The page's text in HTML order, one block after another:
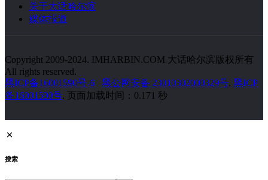
关于大话哈尔滨
媒体报道
Copyright 2009-2024. IMHARBIN.COM 大话哈尔滨版权所有
All rights reserved.
黑ICP备16001590号-6
黑公网安备 23010302000329号. 黑ICP
备16001590号. 页面加载时间：0.171 秒
搜索